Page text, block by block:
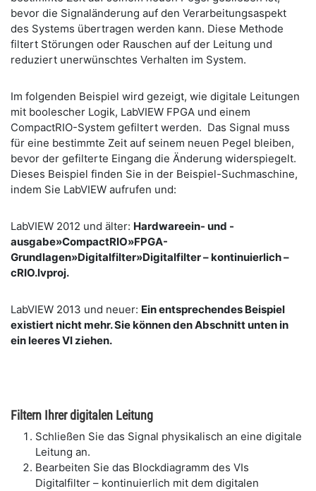
bevor die Signaländerung auf den Verarbeitungsaspekt
des Systems übertragen werden kann. Diese Methode
filtert Störungen oder Rauschen auf der Leitung und
reduziert unerwünschtes Verhalten im System.
Im folgenden Beispiel wird gezeigt, wie digitale Leitungen
mit boolescher Logik, LabVIEW FPGA und einem
CompactRIO-System gefiltert werden. Das Signal muss
für eine bestimmte Zeit auf seinem neuen Pegel bleiben,
bevor der gefilterte Eingang die Änderung widerspiegelt.
Dieses Beispiel finden Sie in der Beispiel-Suchmaschine,
indem Sie LabVIEW aufrufen und:
LabVIEW 2012 und älter: Hardwareein- und -
ausgabe»CompactRIO»FPGA-
Grundlagen»Digitalfilter»Digitalfilter – kontinuierlich –
cRIO.lvproj.
LabVIEW 2013 und neuer: Ein entsprechendes Beispiel
existiert nicht mehr. Sie können den Abschnitt unten in
ein leeres VI ziehen.
Filtern Ihrer digitalen Leitung
Schließen Sie das Signal physikalisch an eine digitale
Leitung an.
Bearbeiten Sie das Blockdiagramm des VIs
Digitalfilter – kontinuierlich mit dem digitalen